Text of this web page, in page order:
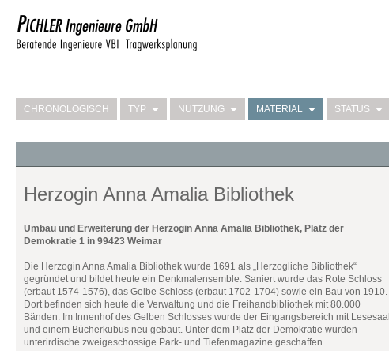
CHRONOLOGISCH TYP NUTZUNG MATERIAL STATUS
Herzogin Anna Amalia Bibliothek
Umbau und Erweiterung der Herzogin Anna Amalia Bibliothek, Platz der
Demokratie 1 in 99423 Weimar
Die Herzogin Anna Amalia Bibliothek wurde 1691 als „Herzogliche Bibliothek“
gegründet und bildet heute ein Denkmalensemble. Saniert wurde das Rote Schloss
(erbaut 1574-1576), das Gelbe Schloss (erbaut 1702-1704) sowie ein Bau von 1910.
Dort befinden sich heute die Verwaltung und die Freihandbibliothek mit 80.000
Bänden. Im Innenhof des Gelben Schlosses wurde der Eingangsbereich mit Lesesaal
und einem Bücherkubus neu gebaut. Unter dem Platz der Demokratie wurden
unterirdische zweigeschossige Park- und Tiefenmagazine geschaffen.